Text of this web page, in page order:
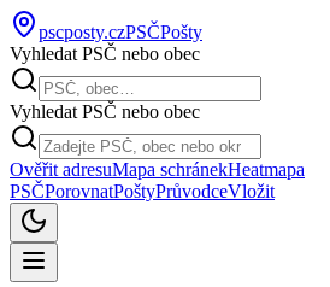
pscposty.czPSČPošty
Vyhledat PSČ nebo obec
Vyhledat PSČ nebo obec
Ověřit adresuMapa schránekHeatmapa
PSČPorovnatPoštyPrůvodceVložit